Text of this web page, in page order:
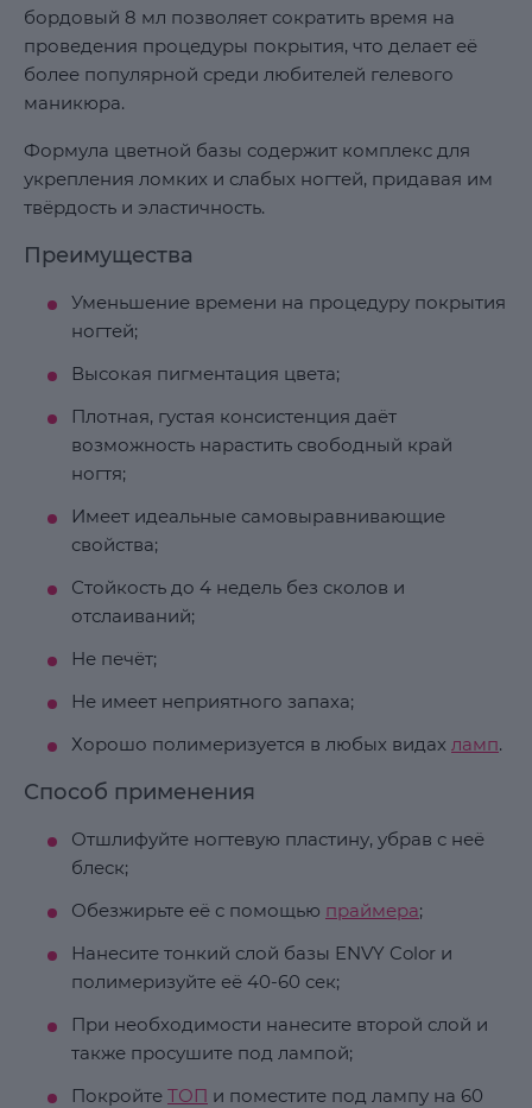
бордовый 8 мл позволяет сократить время на
проведения процедуры покрытия, что делает её
более популярной среди любителей гелевого
маникюра.
Формула цветной базы содержит комплекс для
укрепления ломких и слабых ногтей, придавая им
твёрдость и эластичность.
Преимущества
Уменьшение времени на процедуру покрытия
ногтей;
Высокая пигментация цвета;
Плотная, густая консистенция даёт
возможность нарастить свободный край
ногтя;
Имеет идеальные самовыравнивающие
свойства;
Стойкость до 4 недель без сколов и
отслаиваний;
Не печёт;
Не имеет неприятного запаха;
Хорошо полимеризуется в любых видах ламп.
Способ применения
Отшлифуйте ногтевую пластину, убрав с неё
блеск;
Обезжирьте её с помощью праймера;
Нанесите тонкий слой базы ENVY Color и
полимеризуйте её 40-60 сек;
При необходимости нанесите второй слой и
также просушите под лампой;
Покройте ТОП и поместите под лампу на 60